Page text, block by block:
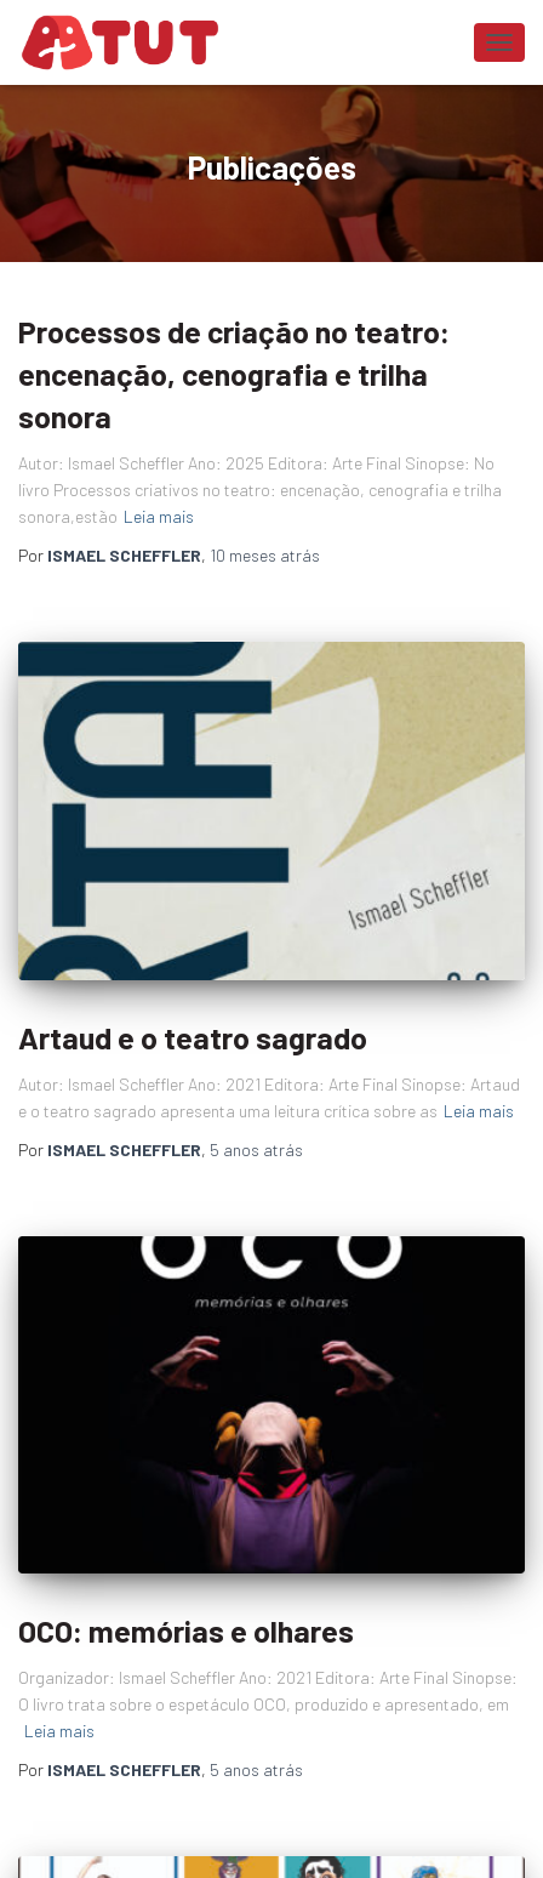
Publicações
Processos de criação no teatro:
encenação, cenografia e trilha
sonora
Autor: Ismael Scheffler Ano: 2025 Editora: Arte Final Sinopse: No
livro Processos criativos no teatro: encenação, cenografia e trilha
sonora,estão Leia mais
Por ISMAEL SCHEFFLER, 10 meses atrás
Artaud e o teatro sagrado
Autor: Ismael Scheffler Ano: 2021 Editora: Arte Final Sinopse: Artaud
e o teatro sagrado apresenta uma leitura crítica sobre as Leia mais
Por ISMAEL SCHEFFLER, 5 anos atrás
OCO: memórias e olhares
Organizador: Ismael Scheffler Ano: 2021 Editora: Arte Final Sinopse:
O livro trata sobre o espetáculo OCO, produzido e apresentado, em
Leia mais
Por ISMAEL SCHEFFLER, 5 anos atrás